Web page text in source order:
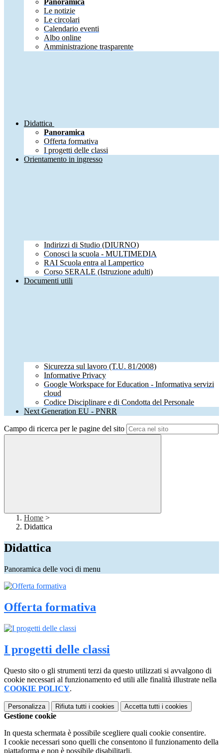
Panoramica
Le notizie
Le circolari
Calendario eventi
Albo online
Amministrazione trasparente
Didattica
Panoramica
Offerta formativa
I progetti delle classi
Orientamento in ingresso
Indirizzi di Studio (DIURNO)
Conosci la scuola - MULTIMEDIA
RAI Scuola entra al Lampertico
Corso SERALE (Istruzione adulti)
Documenti utili
Sicurezza sul lavoro (T.U. 81/2008)
Informative Privacy
Google Workspace for Education - Informativa servizi
cloud
Codice Disciplinare e di Condotta del Personale
Next Generation EU - PNRR
Campo di ricerca per le pagine del sito
Home >
Didattica
Didattica
Panoramica delle voci di menu
Offerta formativa
I progetti delle classi
Questo sito o gli strumenti terzi da questo utilizzati si avvalgono di
cookie necessari al funzionamento ed utili alle finalità illustrate nella
COOKIE POLICY.
Personalizza Rifiuta tutti i cookies Accetta tutti i cookies
Gestione cookie
In questa schermata è possibile scegliere quali cookie consentire.
I cookie necessari sono quelli che consentono il funzionamento della
piattaforma e non è possibile disabilitarli.